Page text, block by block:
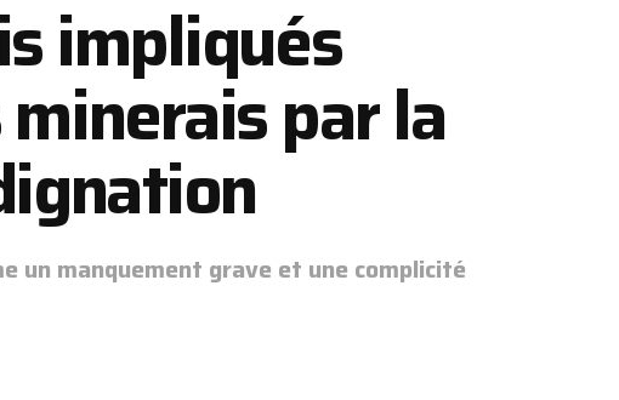
impliqués
par la
manquement grave et une complicité